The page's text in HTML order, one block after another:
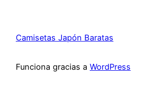
Camisetas Japón Baratas
Funciona gracias a WordPress